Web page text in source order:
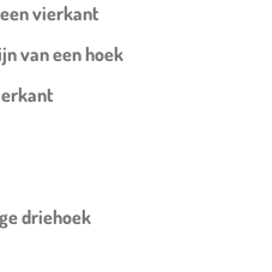
vierkant
van een hoek
driehoek